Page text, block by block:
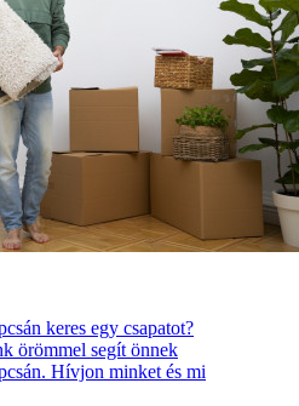
keres egy csapatot?
örömmel segít önnek
Hívjon minket és mi